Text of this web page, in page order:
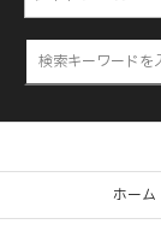
ホーム